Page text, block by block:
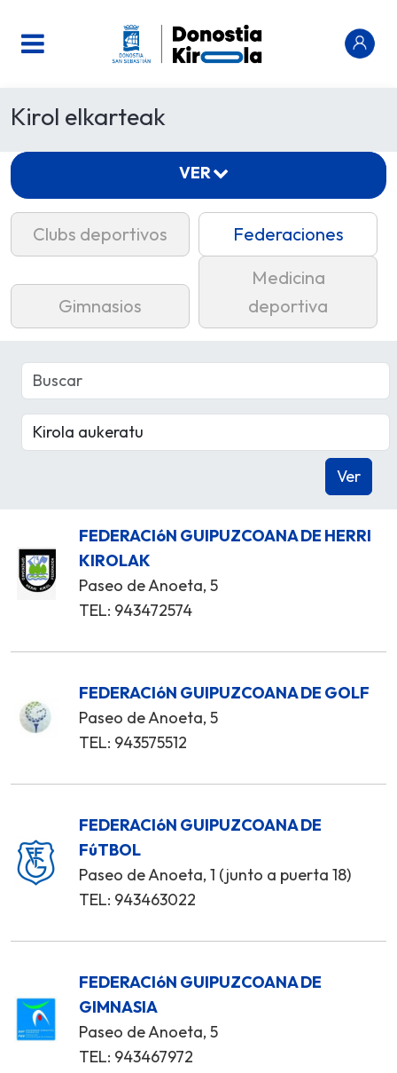
Kirol elkarteak
Clubs deportivos Federaciones
Gimnasios
Medicina
deportiva
FEDERACIóN GUIPUZCOANA DE HERRI
KIROLAK
Paseo de Anoeta, 5
TEL: 943472574
FEDERACIóN GUIPUZCOANA DE GOLF
Paseo de Anoeta, 5
TEL: 943575512
FEDERACIóN GUIPUZCOANA DE
FúTBOL
Paseo de Anoeta, 1 (junto a puerta 18)
TEL: 943463022
FEDERACIóN GUIPUZCOANA DE
GIMNASIA
Paseo de Anoeta, 5
TEL: 943467972
VER